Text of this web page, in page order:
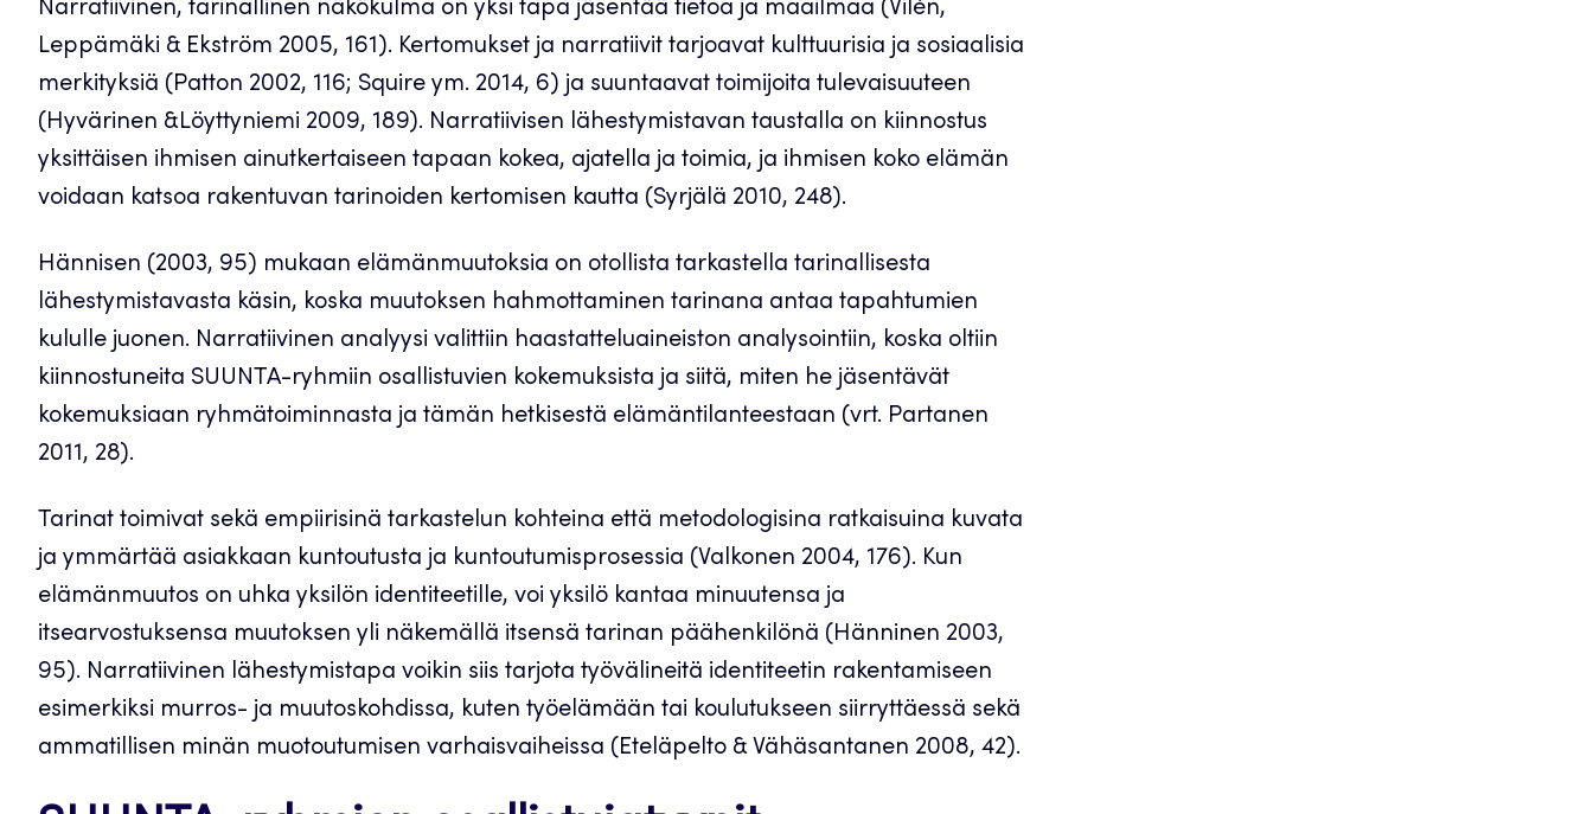
Narratiivinen, tarinallinen näkökulma on yksi tapa jäsentää tietoa ja maailmaa (Vilén,
Leppämäki & Ekström 2005, 161). Kertomukset ja narratiivit tarjoavat kulttuurisia ja sosiaalisia
merkityksiä (Patton 2002, 116; Squire ym. 2014, 6) ja suuntaavat toimijoita tulevaisuuteen
(Hyvärinen &Löyttyniemi 2009, 189). Narratiivisen lähestymistavan taustalla on kiinnostus
yksittäisen ihmisen ainutkertaiseen tapaan kokea, ajatella ja toimia, ja ihmisen koko elämän
voidaan katsoa rakentuvan tarinoiden kertomisen kautta (Syrjälä 2010, 248).
Hännisen (2003, 95) mukaan elämänmuutoksia on otollista tarkastella tarinallisesta
lähestymistavasta käsin, koska muutoksen hahmottaminen tarinana antaa tapahtumien
kululle juonen. Narratiivinen analyysi valittiin haastatteluaineiston analysointiin, koska oltiin
kiinnostuneita SUUNTA-ryhmiin osallistuvien kokemuksista ja siitä, miten he jäsentävät
kokemuksiaan ryhmätoiminnasta ja tämän hetkisestä elämäntilanteestaan (vrt. Partanen
2011, 28).
Tarinat toimivat sekä empiirisinä tarkastelun kohteina että metodologisina ratkaisuina kuvata
ja ymmärtää asiakkaan kuntoutusta ja kuntoutumisprosessia (Valkonen 2004, 176). Kun
elämänmuutos on uhka yksilön identiteetille, voi yksilö kantaa minuutensa ja
itsearvostuksensa muutoksen yli näkemällä itsensä tarinan päähenkilönä (Hänninen 2003,
95). Narratiivinen lähestymistapa voikin siis tarjota työvälineitä identiteetin rakentamiseen
esimerkiksi murros- ja muutoskohdissa, kuten työelämään tai koulutukseen siirryttäessä sekä
ammatillisen minän muotoutumisen varhaisvaiheissa (Eteläpelto & Vähäsantanen 2008, 42).